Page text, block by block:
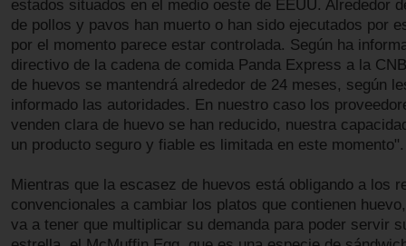
estados situados en el medio oeste de EEUU. Alrededor
de pollos y pavos han muerto o han sido ejecutados por
por el momento parece estar controlada. Según ha
directivo de la cadena de comida Panda Express a la
de huevos se mantendrá alrededor de 24 meses, según
informado las autoridades. En nuestro caso los
venden clara de huevo se han reducido, nuestra
un producto seguro y fiable es limitada en este momento".
Mientras que la escasez de huevos está obligando a los
convencionales a cambiar los platos que contienen
va a tener que multiplicar su demanda para poder servir